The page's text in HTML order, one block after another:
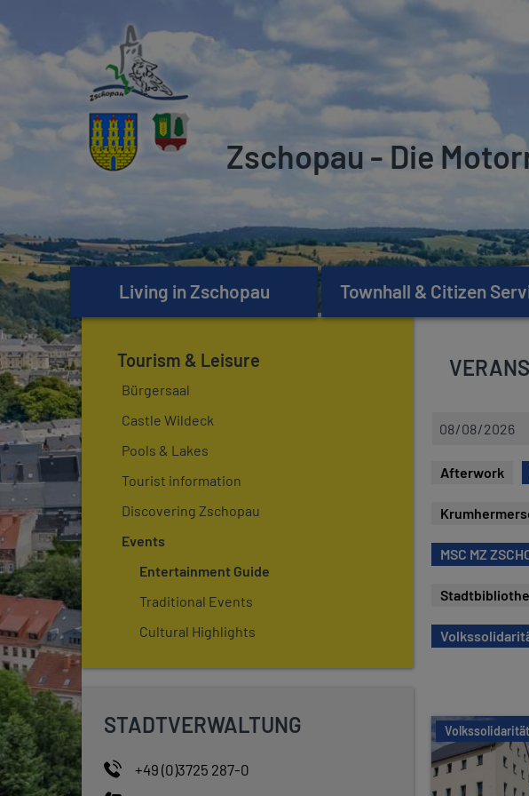
Zschopau - Die
Living in Zschopau Townhall & Citizen
Tourism & Leisure
Bürgersaal
Castle Wildeck
Pools & Lakes
Tourist information
Discovering Zschopau
Events
Entertainment Guide
Traditional Events
Cultural Highlights
STADTVERWALTUNG
+49 (0)3725 287-0
Afterwork
MSC MZ
Volkssolidarität